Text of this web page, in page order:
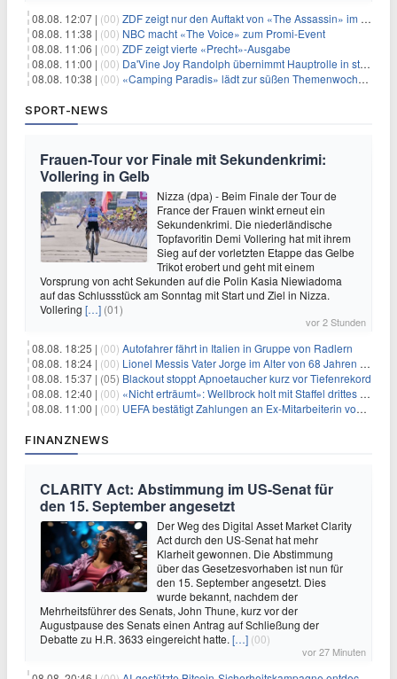
08.08. 12:07 | (00) ZDF zeigt nur den Auftakt von «The Assassin» im Fernsehen
08.08. 11:38 | (00) NBC macht «The Voice» zum Promi-Event
08.08. 11:06 | (00) ZDF zeigt vierte «Precht»-Ausgabe
08.08. 11:00 | (00) Da'Vine Joy Randolph übernimmt Hauptrolle in starbesetzter schwarzer Komödie
08.08. 10:38 | (00) «Camping Paradis» lädt zur süßen Themenwoche ein
SPORT-NEWS
Frauen-Tour vor Finale mit Sekundenkrimi:
Vollering in Gelb
Nizza (dpa) - Beim Finale der Tour de
France der Frauen winkt erneut ein
Sekundenkrimi. Die niederländische
Topfavoritin Demi Vollering hat mit ihrem
Sieg auf der vorletzten Etappe das Gelbe
Trikot erobert und geht mit einem
Vorsprung von acht Sekunden auf die Polin Kasia Niewiadoma
auf das Schlussstück am Sonntag mit Start und Ziel in Nizza.
Vollering […] (01)
vor 2 Stunden
08.08. 18:25 | (00) Autofahrer fährt in Italien in Gruppe von Radlern
08.08. 18:24 | (00) Lionel Messis Vater Jorge im Alter von 68 Jahren gestorben
08.08. 15:37 | (05) Blackout stoppt Apnoetaucher kurz vor Tiefenrekord
08.08. 12:40 | (00) «Nicht erträumt»: Wellbrock holt mit Staffel drittes EM-Gold
08.08. 11:00 | (00) UEFA bestätigt Zahlungen an Ex-Mitarbeiterin von Infantino
FINANZNEWS
CLARITY Act: Abstimmung im US-Senat für
den 15. September angesetzt
Der Weg des Digital Asset Market Clarity
Act durch den US-Senat hat mehr
Klarheit gewonnen. Die Abstimmung
über das Gesetzesvorhaben ist nun für
den 15. September angesetzt. Dies
wurde bekannt, nachdem der
Mehrheitsführer des Senats, John Thune, kurz vor der
Augustpause des Senats einen Antrag auf Schließung der
Debatte zu H.R. 3633 eingereicht hatte. […] (00)
vor 27 Minuten